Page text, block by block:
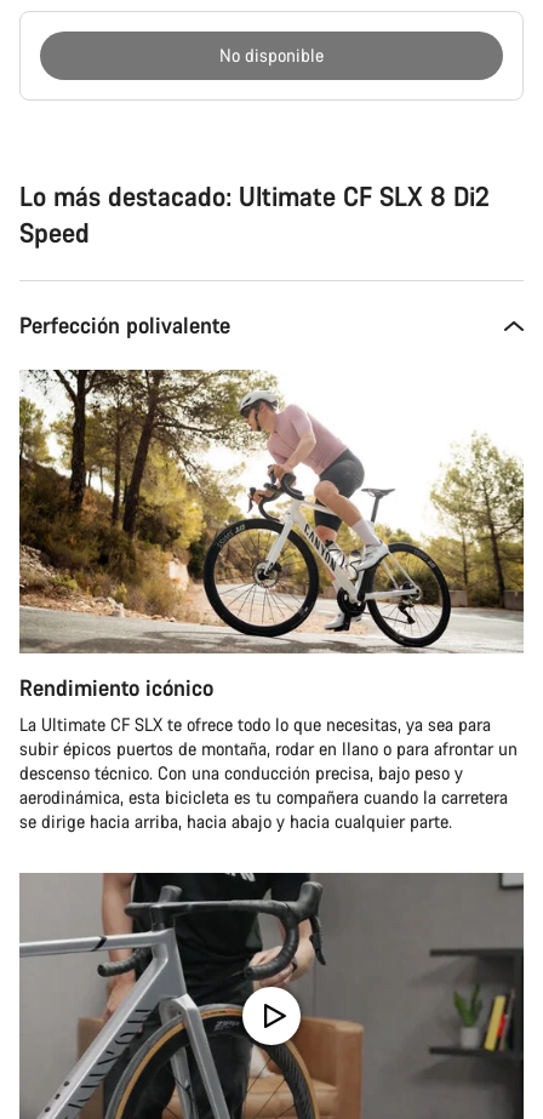
No disponible
Lo más destacado: Ultimate CF SLX 8 Di2
Speed
Perfección polivalente
Rendimiento icónico
La Ultimate CF SLX te ofrece todo lo que necesitas, ya sea para
subir épicos puertos de montaña, rodar en llano o para afrontar un
descenso técnico. Con una conducción precisa, bajo peso y
aerodinámica, esta bicicleta es tu compañera cuando la carretera
se dirige hacia arriba, hacia abajo y hacia cualquier parte.